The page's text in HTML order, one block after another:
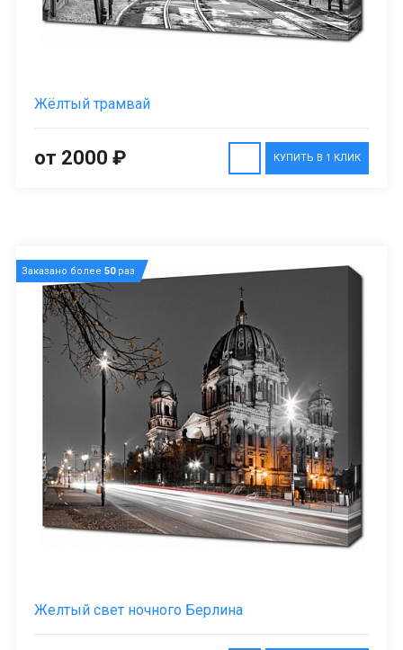
Жёлтый трамвай
КУПИТЬ В 1 КЛИК
от 2000 ₽
Заказано более 50раз
Желтый свет ночного Берлина